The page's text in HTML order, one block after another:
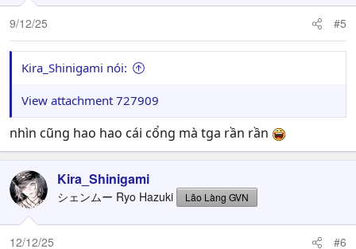
9/12/25 #5
Kira_Shinigami nói:
View attachment 727909
nhìn cũng hao hao cái cổng mà tga rần rần
Kira_Shinigami
シェンムー Ryo Hazuki Lão Làng GVN
12/12/25 #6